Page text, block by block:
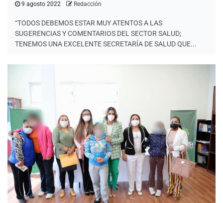
9 agosto 2022 Redacción
“TODOS DEBEMOS ESTAR MUY ATENTOS A LAS
SUGERENCIAS Y COMENTARIOS DEL SECTOR SALUD;
TENEMOS UNA EXCELENTE SECRETARÍA DE SALUD QUE...